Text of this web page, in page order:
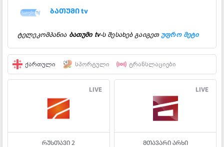
ბათუმი tv
ტელეკომპანია ბათუმი tv-ს შესახებ გაიგეთუფრო მეტი
ᲥᲐᲠᲗᲣᲚᲘ ᲡᲞᲝᲠᲢᲣᲚᲘ ᲢᲠᲐᲜᲡᲚᲐᲪᲘᲔᲑᲘ
LIVE
რუსთავი 2
LIVE
მთავარი არხი